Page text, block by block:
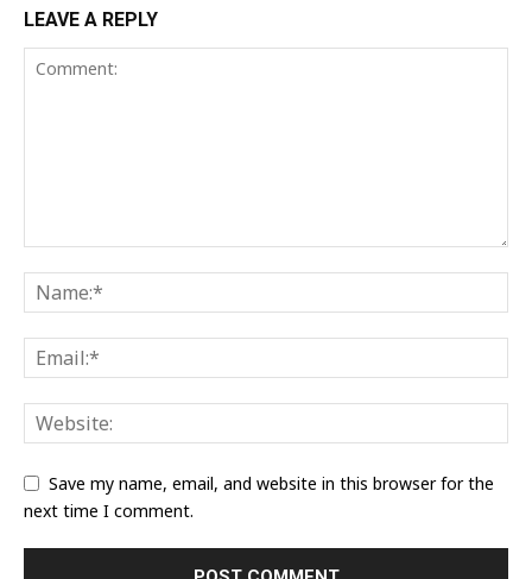
LEAVE A REPLY
Save my name, email, and website in this browser for the
next time I comment.